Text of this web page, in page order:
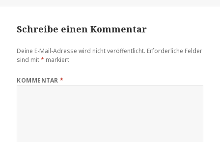
Schreibe einen Kommentar
Deine E-Mail-Adresse wird nicht veröffentlicht. Erforderliche Felder
sind mit* markiert
KOMMENTAR*